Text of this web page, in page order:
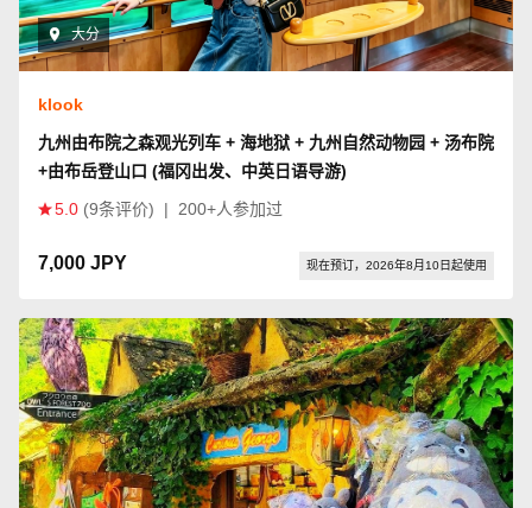
大分
klook
九州由布院之森观光列车 + 海地狱 + 九州自然动物园 + 汤布院
+由布岳登山口 (福冈出发、中英日语导游)
5.0 (9条评价) | 200+人参加过
7,000 JPY 现在预订，2026年8月10日起使用